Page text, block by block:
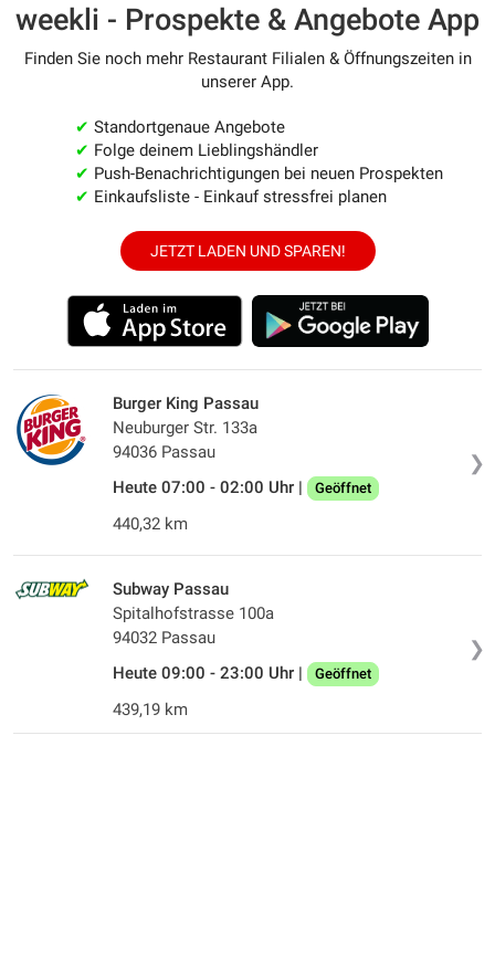
weekli - Prospekte & Angebote App
Finden Sie noch mehr Restaurant Filialen & Öffnungszeiten in
unserer App.
✔ Standortgenaue Angebote
✔ Folge deinem Lieblingshändler
✔ Push-Benachrichtigungen bei neuen Prospekten
✔ Einkaufsliste - Einkauf stressfrei planen
JETZT LADEN UND SPAREN!
❯
Burger King Passau
Neuburger Str. 133a
94036 Passau
Heute 07:00 - 02:00 Uhr |
Geöffnet
440,32 km
❯
Subway Passau
Spitalhofstrasse 100a
94032 Passau
Heute 09:00 - 23:00 Uhr |
Geöffnet
439,19 km